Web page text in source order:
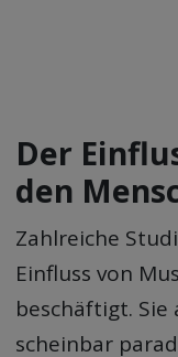
Der
den
Zahlreiche
Einfluss von
beschäftigt.
scheinbar